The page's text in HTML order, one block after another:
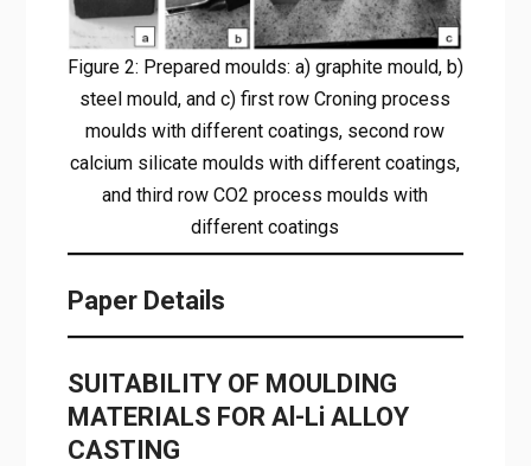
Figure 2: Prepared moulds: a) graphite mould, b)
steel mould, and c) first row Croning process
moulds with different coatings, second row
calcium silicate moulds with different coatings,
and third row CO2 process moulds with
different coatings
Paper Details
SUITABILITY OF MOULDING
MATERIALS FOR Al-Li ALLOY
CASTING